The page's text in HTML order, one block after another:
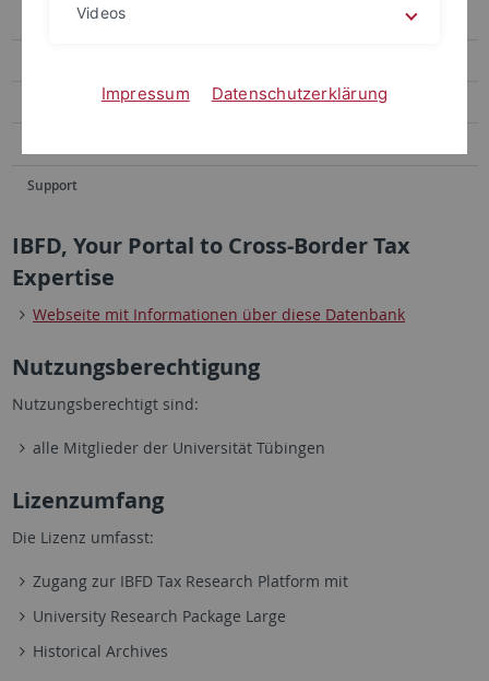
Zephyr
Support
IBFD, Your Portal to Cross-Border Tax
Expertise
Webseite mit Informationen über diese Datenbank
Nutzungsberechtigung
Nutzungsberechtigt sind:
alle Mitglieder der Universität Tübingen
Lizenzumfang
Die Lizenz umfasst:
Zugang zur IBFD Tax Research Platform mit
University Research Package Large
Historical Archives
Videos
Impressum Datenschutzerklärung